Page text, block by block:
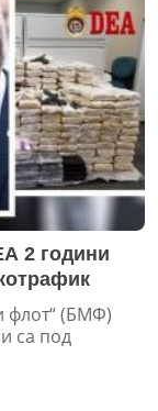
2 години
флот“ (БМФ)
са под